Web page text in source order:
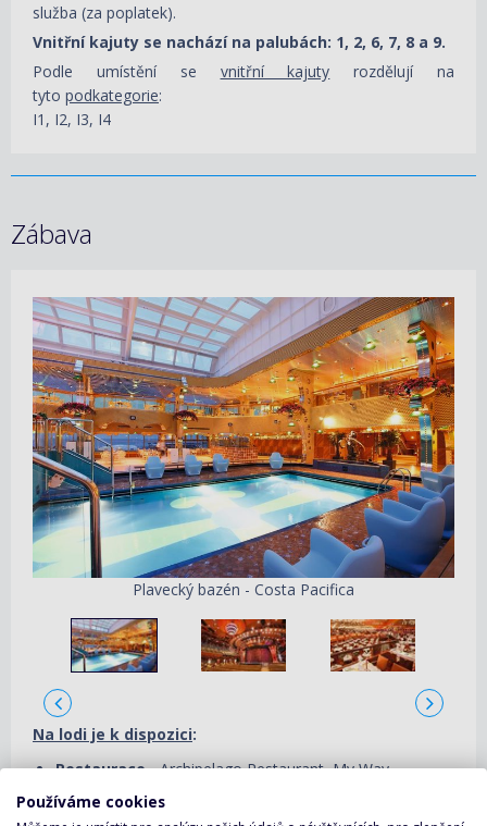
služba (za poplatek).
Vnitřní kajuty se nachází na palubách: 1, 2, 6, 7, 8 a 9.
Podle umístění se
vnitřní kajuty
rozdělují na
tyto podkategorie:
I1, I2, I3, I4
Zábava
Plavecký bazén - Costa Pacifica
Na lodi je k dispozici:
Restaurace- Archipelago Restaurant, My Way
Restaurant, New York New York Restaurant, Sushino at
Costa, Pummid´Oro Pizzerie, Teppanyaki Restaurant, La
Používáme cookies